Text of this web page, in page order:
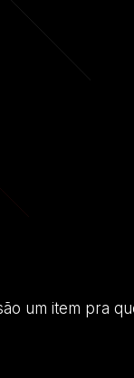
um item pra